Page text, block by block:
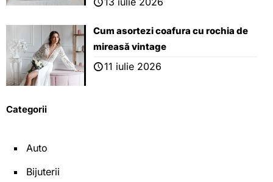
Cum asortezi coafura cu rochia de
mireasă vintage
11 iulie 2026
Categorii
Auto
Bijuterii